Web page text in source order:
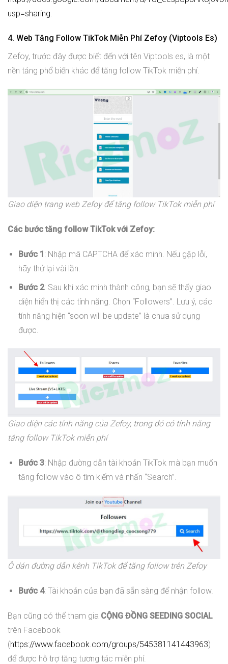
usp=sharing
4. Web Tăng Follow TikTok Miễn Phí Zefoy (Viptools Es)
Zefoy, trước đây được biết đến với tên Viptools es, là một
nền tảng phổ biến khác để tăng follow TikTok miễn phí.
Giao diện trang web Zefoy để tăng follow TikTok miễn phí
Các bước tăng follow TikTok với Zefoy:
Bước 1: Nhập mã CAPTCHA để xác minh. Nếu gặp lỗi,
hãy thử lại vài lần.
Bước 2: Sau khi xác minh thành công, bạn sẽ thấy giao
diện hiển thị các tính năng. Chọn “Followers”. Lưu ý, các
tính năng hiện “soon will be update” là chưa sử dụng
được.
Giao diện các tính năng của Zefoy, trong đó có tính năng
tăng follow TikTok miễn phí
Bước 3: Nhập đường dẫn tài khoản TikTok mà bạn muốn
tăng follow vào ô tìm kiếm và nhấn “Search”.
Ô dán đường dẫn kênh TikTok để tăng follow trên Zefoy
Bước 4: Tài khoản của bạn đã sẵn sàng để nhận follow.
Bạn cũng có thể tham gia CỘNG ĐỒNG SEEDING SOCIAL
trên Facebook
(https://www.facebook.com/groups/545381141443963)
để được hỗ trợ tăng tương tác miễn phí.